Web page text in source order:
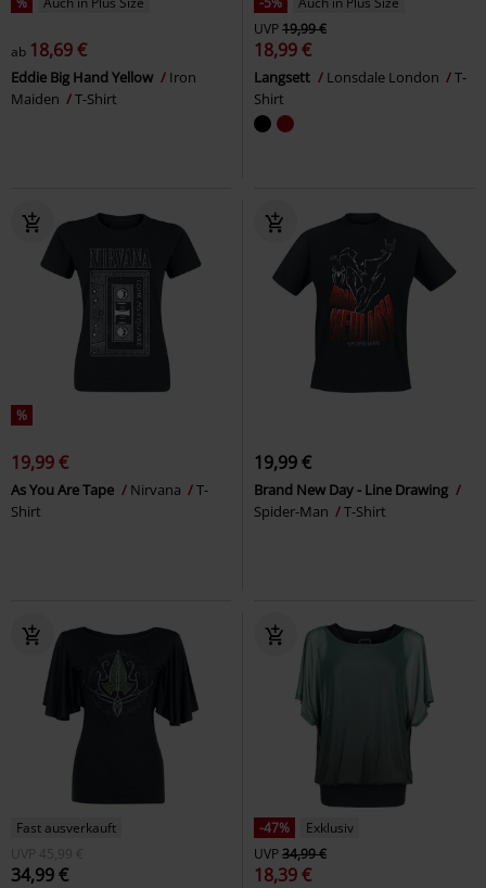
ab 18,69 €
Eddie Big Hand Yellow
Iron
Maiden
T-Shirt
UVP19,99 €
18,99 €
Langsett Lonsdale London
T-
Shirt
%
19,99 €
As You Are Tape Nirvana
T-
Shirt
19,99 €
Brand New Day - Line Drawing
Spider-Man
T-Shirt
Fast ausverkauft
UVP
45,99 €
34,99 €
-47%
Exklusiv
UVP34,99 €
18,39 €